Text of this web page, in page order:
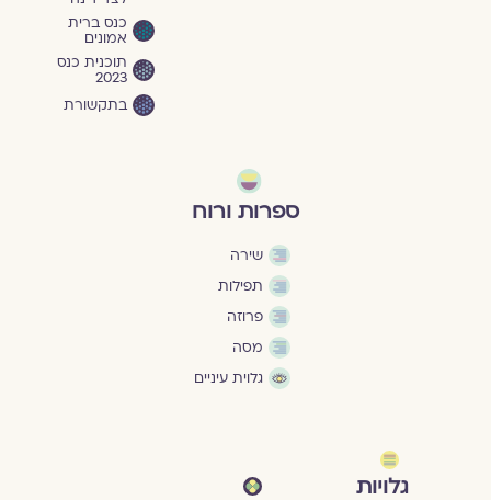
כנס ברית
אמונים
תוכנית כנס
2023
בתקשורת
ספרות ורוח
שירה
תפילות
פרוזה
מסה
גלוית עיניים
גלויות